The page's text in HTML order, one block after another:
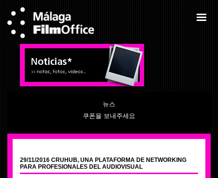
뉴스
쿠폰을 보내주세요
29/11/2016 CRUHUB, UNA PLATAFORMA DE NETWORKING
PARA PROFESIONALES DEL AUDIOVISUAL